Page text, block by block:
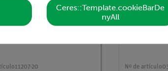
11207-20 Nº de artículo
Ceres::Template.cookieBarDe
nyAll